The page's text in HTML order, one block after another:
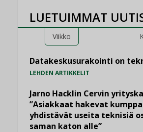
LUETUIMMAT
Viikko
Datakeskusurakointi on
LEHDEN ARTIKKELIT
Jarno Hacklin Cervin
”Asiakkaat hakevat
yhdistävät useita teknisiä
saman katon alle”